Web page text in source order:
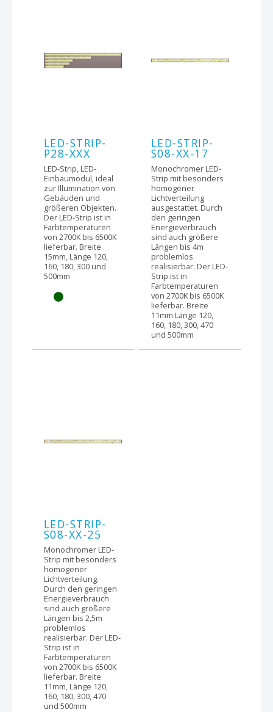
LED-STRIP-
P28-XXX
LED-Strip, LED-
Einbaumodul, ideal
zur Illumination von
Gebäuden und
größeren Objekten.
Der LED-Strip ist in
Farbtemperaturen
von 2700K bis 6500K
lieferbar. Breite
15mm, Länge 120,
160, 180, 300 und
500mm
LED-STRIP-
S08-XX-17
Monochromer LED-
Strip mit besonders
homogener
Lichtverteilung
ausgestattet. Durch
den geringen
Energieverbrauch
sind auch größere
Längen bis 4m
problemlos
realisierbar. Der LED-
Strip ist in
Farbtemperaturen
von 2700K bis 6500K
lieferbar. Breite
11mm Länge 120,
160, 180, 300, 470
und 500mm
LED-STRIP-
S08-XX-25
Monochromer LED-
Strip mit besonders
homogener
Lichtverteilung.
Durch den geringen
Energieverbrauch
sind auch größere
Längen bis 2,5m
problemlos
realisierbar. Der LED-
Strip ist in
Farbtemperaturen
von 2700K bis 6500K
lieferbar. Breite
11mm, Länge 120,
160, 180, 300, 470
und 500mm